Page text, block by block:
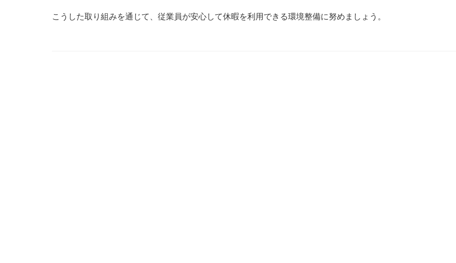
こうした取り組みを通じて、従業員が安心して休暇を利用できる環境整備に努めましょう。